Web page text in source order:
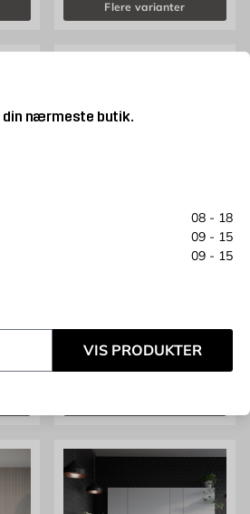
din nærmeste butik.
08 - 18
09 - 15
09 - 15
VIS PRODUKTER
Flere varianter
Kun online